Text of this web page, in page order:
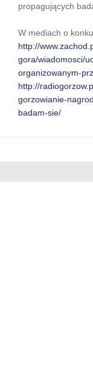
propagujących
W mediach o
http://
gora/wiadomosci/
organizowanym-
http://
gorzowianie-
badam-sie/